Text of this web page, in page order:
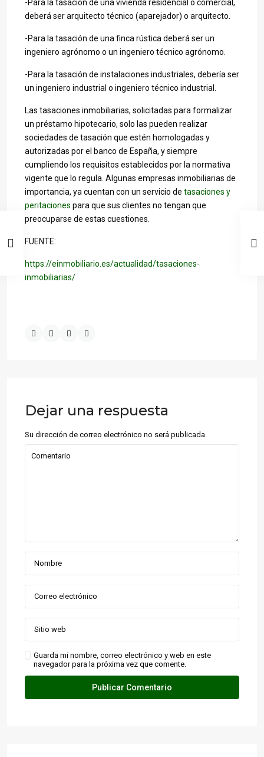
-Para la tasación de una vivienda residencial o comercial,
deberá ser arquitecto técnico (aparejador) o arquitecto.
-Para la tasación de una finca rústica deberá ser un
ingeniero agrónomo o un ingeniero técnico agrónomo.
-Para la tasación de instalaciones industriales, debería ser
un ingeniero industrial o ingeniero técnico industrial.
Las tasaciones inmobiliarias, solicitadas para formalizar
un préstamo hipotecario, solo las pueden realizar
sociedades de tasación que estén homologadas y
autorizadas por el banco de España, y siempre
cumpliendo los requisitos establecidos por la normativa
vigente que lo regula. Algunas empresas inmobiliarias de
importancia, ya cuentan con un servicio de tasaciones y
peritaciones para que sus clientes no tengan que
preocuparse de estas cuestiones.
FUENTE:
https://einmobiliario.es/actualidad/tasaciones-
inmobiliarias/
Dejar una respuesta
Su dirección de correo electrónico no será publicada.
Guarda mi nombre, correo electrónico y web en este
navegador para la próxima vez que comente.